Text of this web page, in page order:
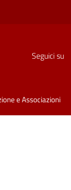
Seguici su
e Associazioni